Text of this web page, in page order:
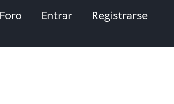
Foro Entrar Registrarse